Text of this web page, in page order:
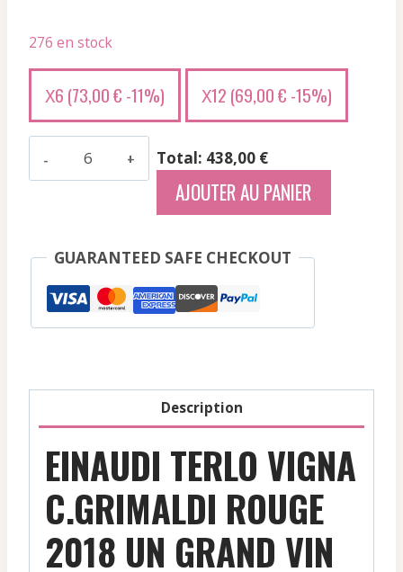
276 en stock
X6 (73,00€ -11%) X12 (69,00€ -15%)
C.Grimaldi
Barolo-
-
2018
Total: 438,00 €
AJOUTER AU PANIER
GUARANTEED SAFE CHECKOUT
Description
EINAUDI TERLO VIGNA
C.GRIMALDI ROUGE
2018 UN GRAND VIN